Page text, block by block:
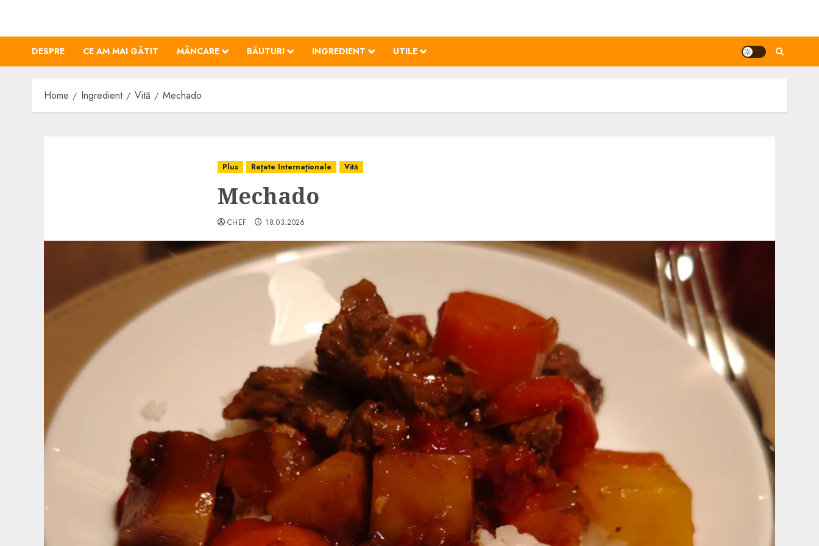
content
DESPRE CE AM MAI GĂTIT MÂNCARE BĂUTURI INGREDIENT UTILE
Home Ingredient Vită Mechado
Plus Rețete Internaționale Vită
Mechado
CHEF 18.03.2026